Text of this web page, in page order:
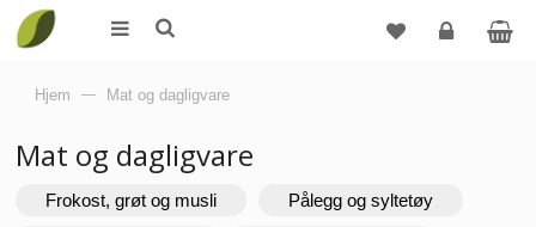
Hjem — Mat og dagligvare
Mat og dagligvare
Frokost, grøt og musli Pålegg og syltetøy